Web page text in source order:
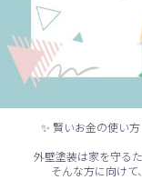
✨ 賢いお金の使い
外壁塗装は家を守る
そんな方に向け